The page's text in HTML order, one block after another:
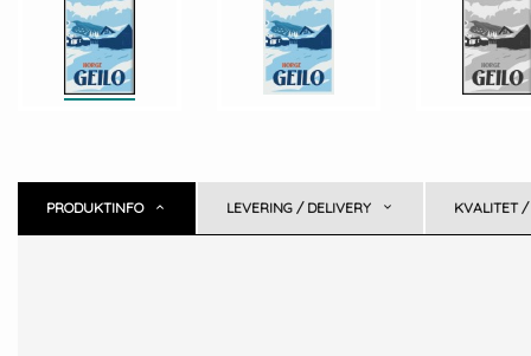
PRODUKTINFO LEVERING / DELIVERY KVALITET